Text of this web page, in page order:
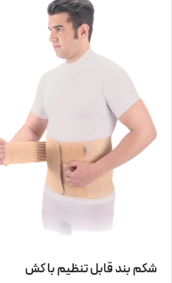
شکم بند قابل تنظیم با کش